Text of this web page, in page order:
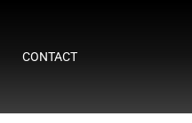
CONTACT